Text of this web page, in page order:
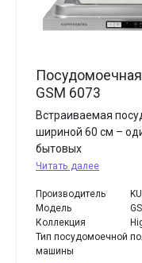
Посудомоечная
GSM 6073
Встраиваемая
шириной 60 см –
бытовых
Читать далее
Производитель
Модель
Коллекция
Тип посудомоечной
машины